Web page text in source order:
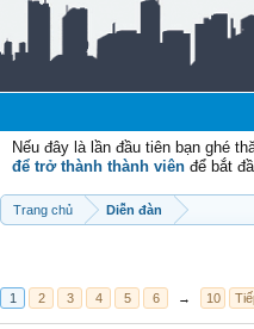
Nếu đây là lần đầu tiên bạn ghé
để trở thành thành viên để bắt
Trang chủ Diễn đàn
1 2 3 4 5 6 → 10